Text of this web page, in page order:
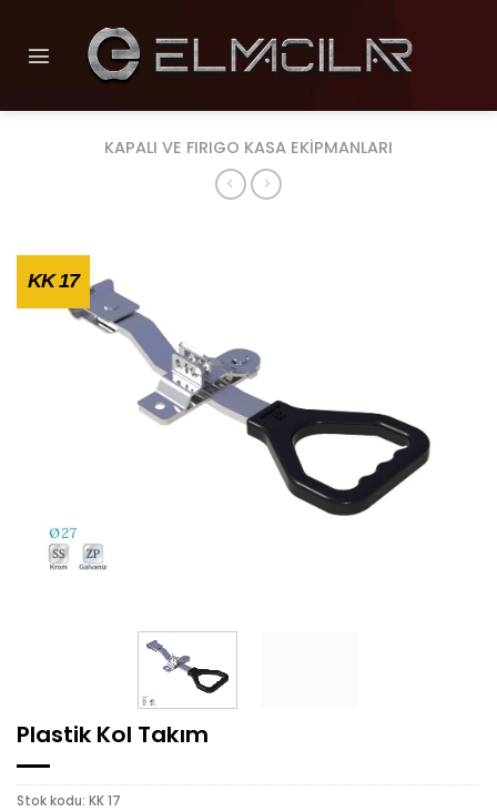
atla
KAPALI VE FIRIGO KASA EKIPMANLARI
KK 17
Plastik Kol Takım
Stok kodu: KK 17